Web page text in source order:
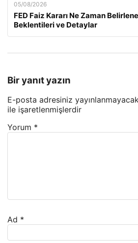
05/08/2026
FED Faiz Kararı Ne Zaman
Beklentileri ve Detaylar
Bir yanıt yazın
E-posta adresiniz
ile işaretlenmişlerdir
Yorum *
Ad *